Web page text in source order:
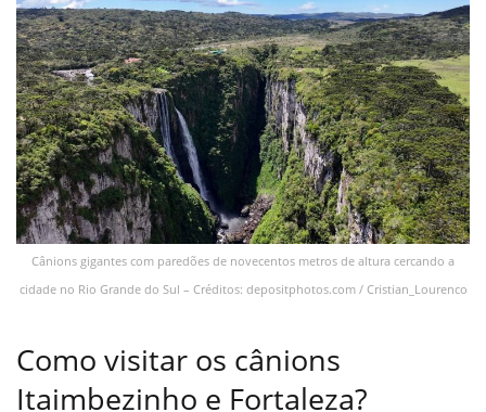
Cânions gigantes com paredões de novecentos metros de altura cercando a
cidade no Rio Grande do Sul – Créditos: depositphotos.com / Cristian_Lourenco
Como visitar os cânions
Itaimbezinho e Fortaleza?